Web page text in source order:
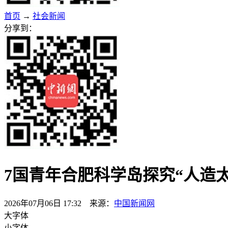
首页 → 社会新闻
分享到：
7国青年合肥科学岛探究“人造
2026年07月06日 17:32 来源： 中国新闻网
大字体